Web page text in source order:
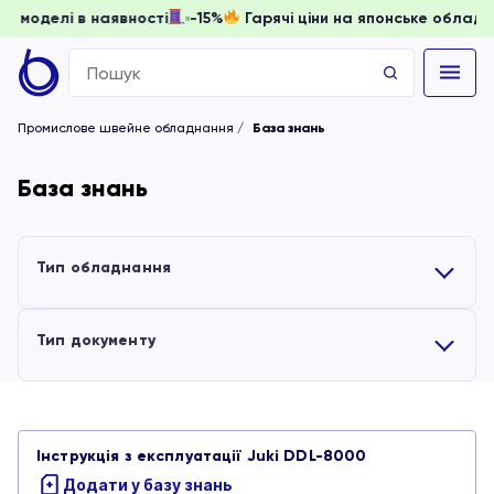
моделі в наявності -15% Гарячі ціни на японське
Search
for:
Промислове швейне обладнання База знань
База знань
Тип обладнання
Усі
Обладнання для волого-теплової обробки
Тип документу
Інструкції
Інструкція з експлуатації Juki DDL-8000
Додати у базу знань